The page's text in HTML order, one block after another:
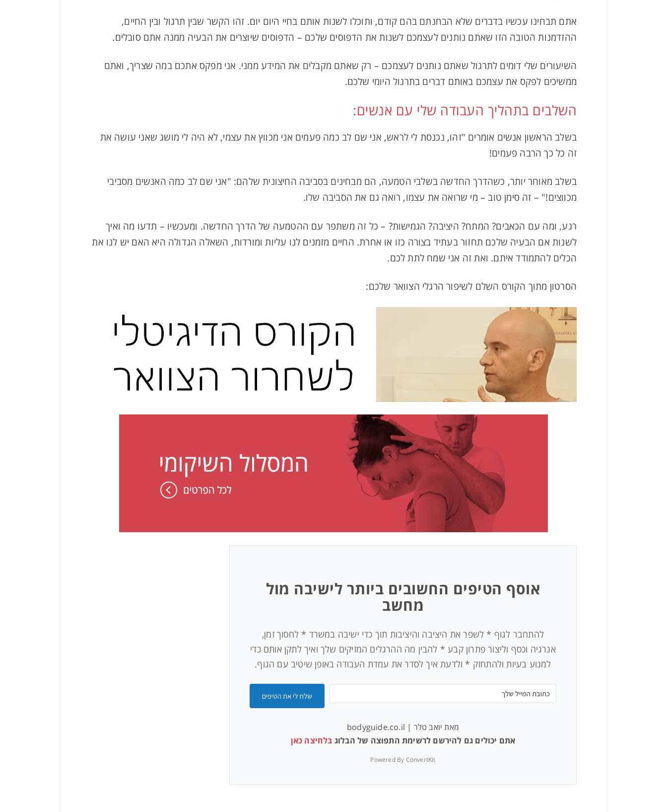
אתם תבחינו עכשיו בדברים שלא הבחנתם בהם קודם, ותוכלו לשנות אותם בחיי היום יום. זהו הקשר שבין תרגול ובין החיים,
ההזדמנות הטובה הזו שאתם נותנים לעצמכם לשנות את הדפוסים שלכם – הדפוסים שיוצרים את הבעיה ממנה אתם סובלים.
השיעורים שלי דומים לתרגול שאתם נותנים לעצמכם – רק שאתם מקבלים את המידע ממני. אני מפקס אתכם במה שצריך, ואתם
ממשיכים לפקס את עצמכם באותם דברים בתרגול היומי שלכם.
השלבים בתהליך העבודה שלי עם אנשים:
בשלב הראשון אנשים אומרים "זהו, נכנסת לי לראש, אני שם לב כמה פעמים אני מכווץ את עצמי, לא היה לי מושג שאני עושה את
זה כל כך הרבה פעמים!
בשלב מאוחר יותר, כשהדרך החדשה בשלבי הטמעה, הם מבחינים בסביבה החיצונית שלהם: "אני שם לב כמה האנשים מסביבי
מכווצים!" – זה סימן טוב – מי שרואה את עצמו, רואה גם את הסביבה שלו.
רגע, ומה עם הכאבים? המתח? היציבה? הגמישות? – כל זה משתפר עם ההטמעה של הדרך החדשה. ומעכשיו – תדעו מה ואיך
לשנות אם הבעיה שלכם תחזור בעתיד בצורה כזו או אחרת. החיים מזמנים לנו עליות ומורדות, השאלה הגדולה היא האם יש לנו את
הכלים להתמודד איתם. ואת זה אני שמח לתת לכם.
הסרטון מתוך הקורס השלם לשיפור הרגלי הצוואר שלכם:
אוסף הטיפים החשובים ביותר לישיבה מול
מחשב
להתחבר לגוף * לשפר את היציבה והיציבות תוך כדי ישיבה במשרד * לחסוך זמן,
אנרגיה וכסף וליצור פתרון קבע * להבין מה ההרגלים המזיקים שלך ואיך לתקן אותם כדי
למנוע בעיות ולהתחזק * ולדעת איך לסדר את עמדת העבודה באופן שיטיב עם הגוף.
שלח לי את הטיפים
מאת יואב טלר | bodyguide.co.il
אתם יכולים גם להירשם לרשימת התפוצה של הבלוג בלחיצה כאן
Powered By ConvertKit